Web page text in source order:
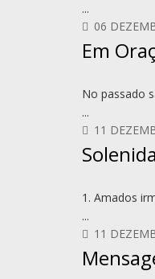
...
06
Em
No passado
...
11
1. Amados
...
11